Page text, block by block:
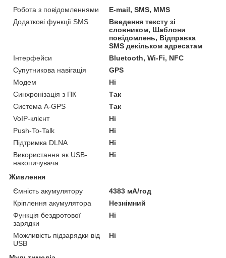
Робота з повідомленнями
E-mail, SMS, MMS
Додаткові функції SMS
Введення тексту зі
словником, Шаблони
повідомлень, Відправка
SMS декільком адресатам
Інтерфейси
Bluetooth, Wi-Fi, NFC
Супутникова навігація
GPS
Модем
Ні
Синхронізація з ПК
Так
Система A-GPS
Так
VoIP-клієнт
Ні
Push-To-Talk
Ні
Підтримка DLNA
Ні
Використання як USB-
накопичувача
Ні
Живлення
Ємність акумулятору
4383 мА/год
Кріплення акумулятора
Незнімний
Функція бездротової
зарядки
Ні
Можливість підзарядки від
USB
Ні